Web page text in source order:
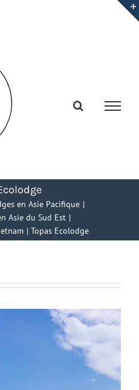
en Asie Pacifique
Asie du Sud Est
Topas Ecolodge